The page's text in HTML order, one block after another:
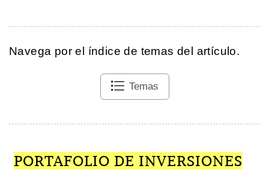
Navega por el índice de temas del artículo.
Temas
PORTAFOLIO DE INVERSIONES